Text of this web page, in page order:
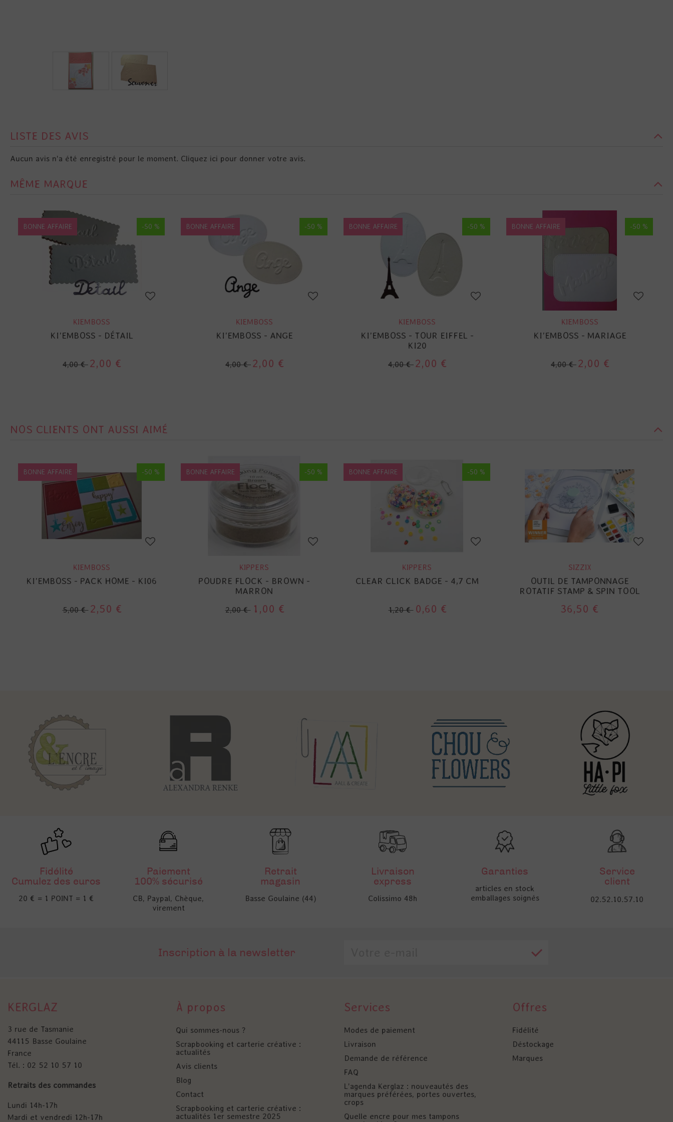
LISTE DES AVIS
Aucun avis n'a été enregistré pour le moment. Cliquez ici pour donner votre avis.
MÊME MARQUE
BONNE AFFAIRE -50 %
KIEMBOSS
KI'EMBOSS - DÉTAIL
4,00 € 2,00 €
BONNE AFFAIRE -50 %
KIEMBOSS
KI'EMBOSS - ANGE
4,00 € 2,00 €
BONNE AFFAIRE -50 %
KIEMBOSS
KI'EMBOSS - TOUR EIFFEL -
KI20
4,00 € 2,00 €
BONNE AFFAIRE -50 %
KIEMBOSS
KI'EMBOSS - MARIAGE
4,00 € 2,00 €
NOS CLIENTS ONT AUSSI AIMÉ
BONNE AFFAIRE -50 %
KIEMBOSS
KI'EMBOSS - PACK HOME - KI06
5,00 € 2,50 €
BONNE AFFAIRE -50 %
KIPPERS
POUDRE FLOCK - BROWN -
MARRON
2,00 € 1,00 €
BONNE AFFAIRE -50 %
KIPPERS
CLEAR CLICK BADGE - 4,7 CM
1,20 € 0,60 €
SIZZIX
OUTIL DE TAMPONNAGE
ROTATIF STAMP & SPIN TOOL
36,50 €
Fidélité
Cumulez des euros
20 € = 1 POINT = 1 €
Paiement
100% sécurisé
CB, Paypal, Chèque,
virement
Retrait
magasin
Basse Goulaine (44)
Livraison
express
Colissimo 48h
Garanties
articles en stock
emballages soignés
Service
client
02.52.10.57.10
Inscription à la newsletter
KERGLAZ
3 rue de Tasmanie
44115 Basse Goulaine
France
Tél. : 02 52 10 57 10
Retraits des commandes
Lundi 14h-17h
Mardi et vendredi 12h-17h
À propos
Qui sommes-nous ?
Scrapbooking et carterie créative :
actualités
Avis clients
Blog
Contact
Scrapbooking et carterie créative :
actualités 1er semestre 2025
Services
Modes de paiement
Livraison
Demande de référence
FAQ
L'agenda Kerglaz : nouveautés des
marques préférées, portes ouvertes,
crops
Quelle encre pour mes tampons
Offres
Fidélité
Déstockage
Marques